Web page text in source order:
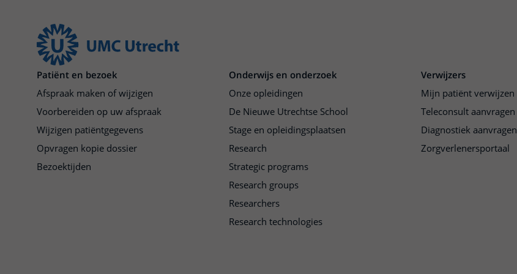
Patiënt en bezoek
Afspraak maken of wijzigen
Voorbereiden op uw afspraak
Wijzigen patiëntgegevens
Opvragen kopie dossier
Bezoektijden
Onderwijs en onderzoek
Onze opleidingen
De Nieuwe Utrechtse School
Stage en opleidingsplaatsen
Research
Strategic programs
Research groups
Researchers
Research technologies
Verwijzers
Mijn patiënt verwijzen
Teleconsult aanvragen
Diagnostiek aanvragen
Zorgverlenersportaal